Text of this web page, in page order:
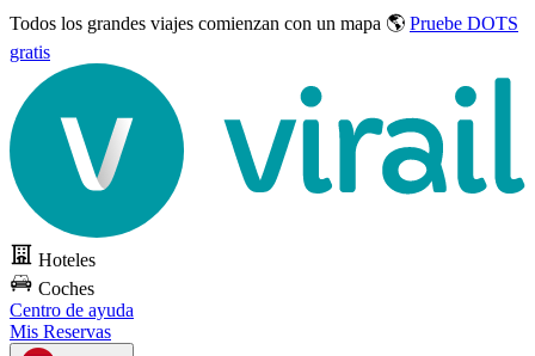
Todos los grandes viajes comienzan con un mapa 🌎 Pruebe DOTS
gratis
Hoteles
Coches
Centro de ayuda
Mis Reservas